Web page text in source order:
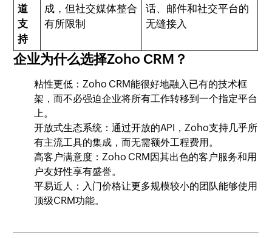
道
支
持
成，但社交媒体整合
有所限制
话、邮件和社交平台的
无缝接入
企业为什么选择Zoho CRM？
粘性更低：Zoho CRM能很好地融入已有的技术框
架，而不必强迫企业将所有工作转移到一个指定平台
上。
开放式生态系统：通过开放的API，Zoho支持几乎所
有主流工具的集成，而无需额外工程费用。
高客户满意度：Zoho CRM因其出色的客户服务和用
户友好性享有盛誉。
平易近人：入门价格让更多规模较小的团队能够使用
顶级CRM功能。